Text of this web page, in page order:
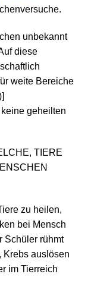
unbekannt
diese
weite Bereiche
geheilten
TIERE
zu heilen,
bei Mensch
Schüler rühmt
Krebs auslösen
im Tierreich